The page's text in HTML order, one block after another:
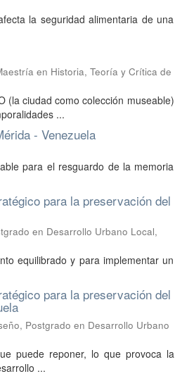
la seguridad alimentaria de una
en Historia, Teoría y Crítica de
(la ciudad como colección museable)
...
- Venezuela
para el resguardo de la memoria
para la preservación del
en Desarrollo Urbano Local,
equilibrado y para implementar un
para la preservación del
Postgrado en Desarrollo Urbano
puede reponer, lo que provoca la
...